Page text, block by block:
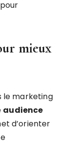
mieux
le marketing
audience
d’orienter